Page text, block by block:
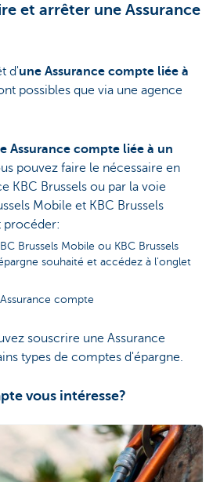
et arrêter une Assurance
d'une Assurance compte liée à
possibles que via une agence
Assurance compte liée à un
pouvez faire le nécessaire en
KBC Brussels ou par la voie
Mobile et KBC Brussels
procéder:
Brussels Mobile ou KBC Brussels
souhaité et accédez à l'onglet
compte
souscrire une Assurance
types de comptes d'épargne.
vous intéresse?